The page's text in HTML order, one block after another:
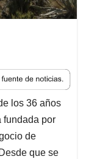
los 36 años
fundada por
de
que se